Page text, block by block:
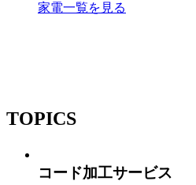
家電一覧を見る
TOPICS
コード加工サービス